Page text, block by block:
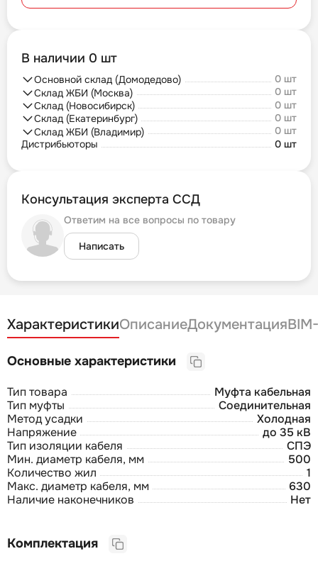
В наличии 0 шт
Основной склад (Домодедово)
0 шт
Склад ЖБИ (Москва)
0 шт
Склад (Новосибирск)
0 шт
Склад (Екатеринбург)
0 шт
Склад ЖБИ (Владимир)
0 шт
Дистрибьюторы
0 шт
Консультация эксперта ССД
Ответим на все вопросы по товару
Написать
ХарактеристикиОписаниеДокументация
Основные характеристики
Тип товара
Муфта кабельная
Тип муфты
Соединительная
Метод усадки
Холодная
Напряжение
до 35 кВ
Тип изоляции кабеля
СПЭ
Мин. диаметр кабеля, мм
500
Количество жил
1
Макс. диаметр кабеля, мм
630
Наличие наконечников
Нет
Комплектация